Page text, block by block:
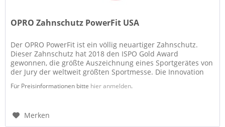
OPRO Zahnschutz PowerFit USA
Der OPRO PowerFit ist ein völlig neuartiger Zahnschutz.
Dieser Zahnschutz hat 2018 den ISPO Gold Award
gewonnen, die größte Auszeichnung eines Sportgerätes von
der Jury der weltweit größten Sportmesse. Die Innovation
Für Preisinformationen bitte hier anmelden.
Merken